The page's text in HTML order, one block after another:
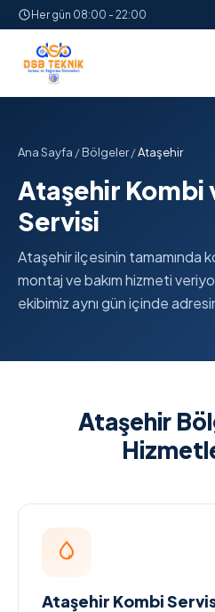
Her gün 08:00 - 22:00
Ana Sayfa /Bölgeler/Ataşehir
Ataşehir Kombi
Servisi
Ataşehir ilçesinin tamamında
montaj ve bakım hizmeti
ekibimiz aynı gün içinde
Ataşehir
Ataşehir Kombi